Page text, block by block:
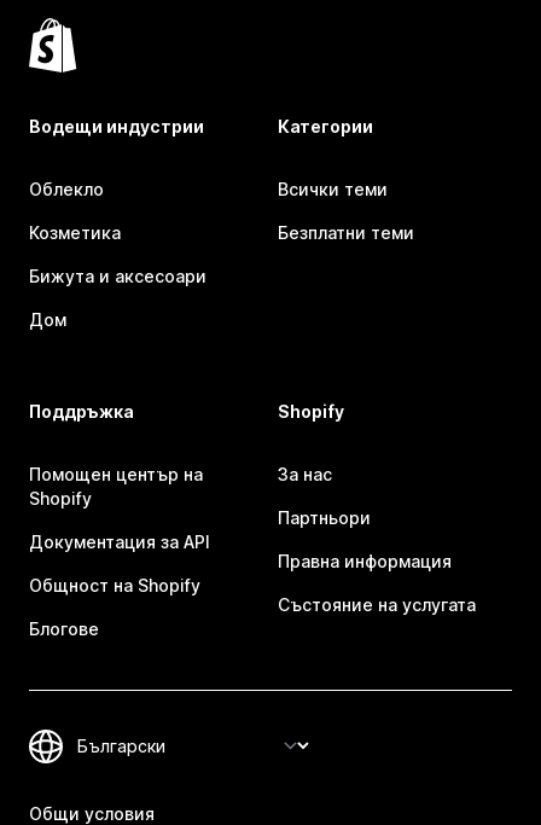
Водещи индустрии
Облекло
Козметика
Бижута и аксесоари
Дом
Категории
Всички теми
Безплатни теми
Поддръжка
Помощен център на
Shopify
Документация за API
Общност на Shopify
Блогове
Shopify
За нас
Партньори
Правна информация
Състояние на услугата
Общи условия